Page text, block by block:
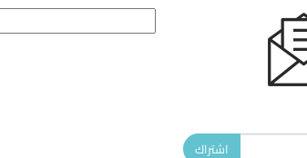
اشتراك